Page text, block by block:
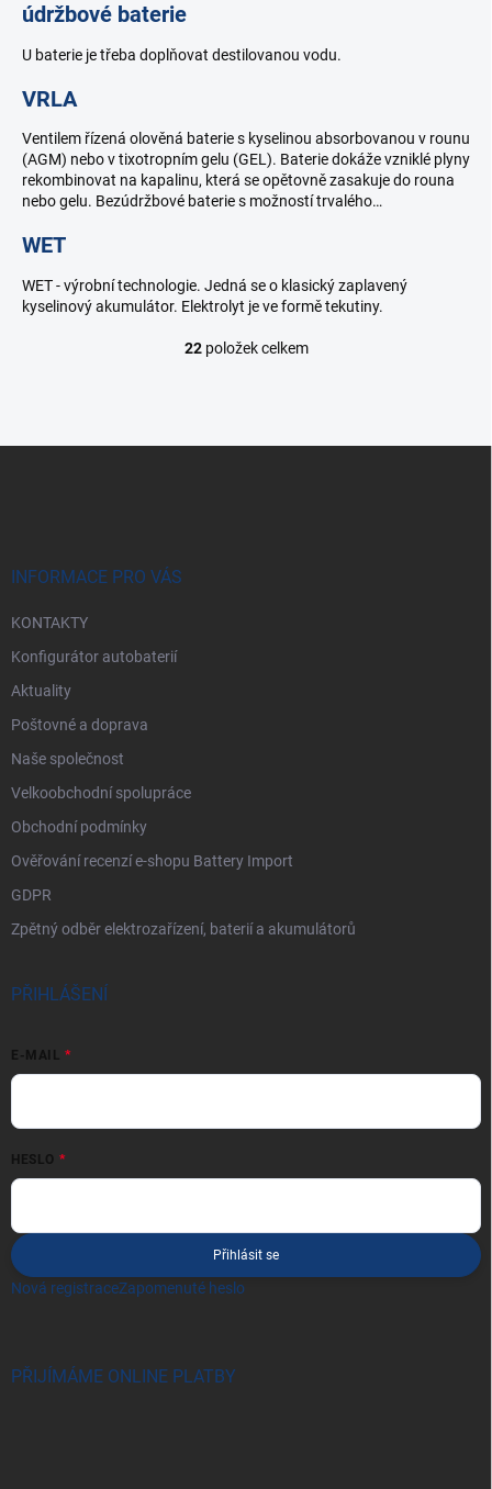
údržbové baterie
U baterie je třeba doplňovat destilovanou vodu.
VRLA
Ventilem řízená olověná baterie s kyselinou absorbovanou v rounu
(AGM) nebo v tixotropním gelu (GEL). Baterie dokáže vzniklé plyny
rekombinovat na kapalinu, která se opětovně zasakuje do rouna
nebo gelu. Bezúdržbové baterie s možností trvalého…
WET
WET - výrobní technologie. Jedná se o klasický zaplavený
kyselinový akumulátor. Elektrolyt je ve formě tekutiny.
O
d
22položek celkem
INFORMACE PRO VÁS
KONTAKTY
Konfigurátor autobaterií
Aktuality
Poštovné a doprava
Naše společnost
Velkoobchodní spolupráce
Obchodní podmínky
Ověřování recenzí e-shopu Battery Import
GDPR
Zpětný odběr elektrozařízení, baterií a akumulátorů
PŘIHLÁŠENÍ
E-MAIL
HESLO
Přihlásit se
Nová registraceZapomenuté heslo
PŘIJÍMÁME ONLINE PLATBY